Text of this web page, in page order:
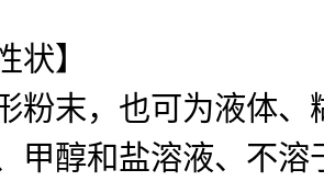
状】
粉末，也可为液体
甲醇和盐溶液、不